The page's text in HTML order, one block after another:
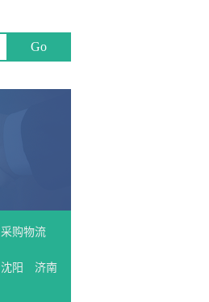
采购物流
沈阳
济南